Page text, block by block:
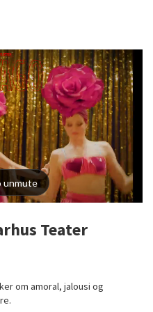
Teater
om amoral, jalousi og